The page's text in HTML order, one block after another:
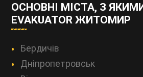
ОСНОВНІ МІСТА, З
EVAKUATOR ЖИТОМИР
Бердичів
Дніпропетровськ